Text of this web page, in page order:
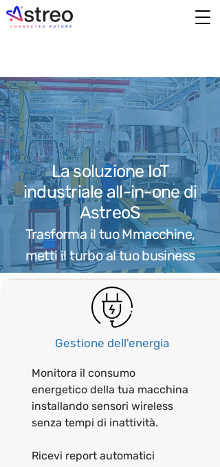
La soluzione IoT
industriale all-in-one di
AstreoS
Trasforma il tuo Mmacchine,
metti il turbo al tuo business
Gestione dell'energia
Monitora il consumo
energetico della tua macchina
installando sensori wireless
senza tempi di inattività.
Ricevi report automatici